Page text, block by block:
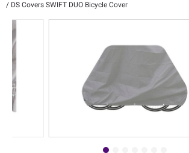
DS Covers SWIFT DUO Bicycle Cover